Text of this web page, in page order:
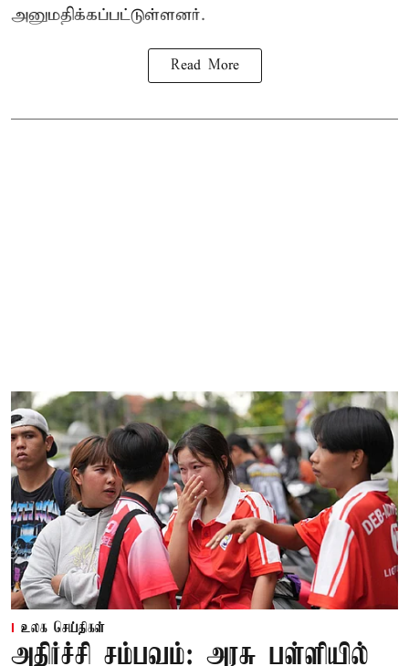
அனுமதிக்கப்பட்டுள்ளனர்.
Read More
உலக செய்திகள்
அதிர்ச்சி சம்பவம்: அரசு பள்ளியில்